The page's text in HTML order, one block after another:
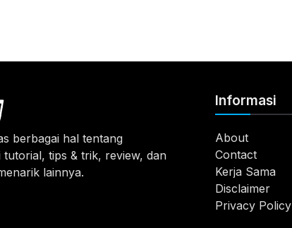
berbagai hal tentang
tips & trik, review, dan
lainnya.
Informasi
About
Contact
Kerja Sama
Disclaimer
Privacy Policy